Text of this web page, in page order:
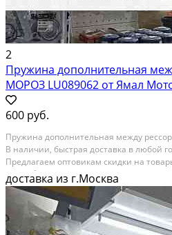
2
Пружина дополнительная
МОРОЗ LU089062 от Ямал
600 руб.
Пружина дополнительная между
В наличии, быстрая доставка в любой
Пpедлaгaем oптoвикaм скидки на
дней. 📦 Вышлем фото по запросу в
доставка из г.Москва